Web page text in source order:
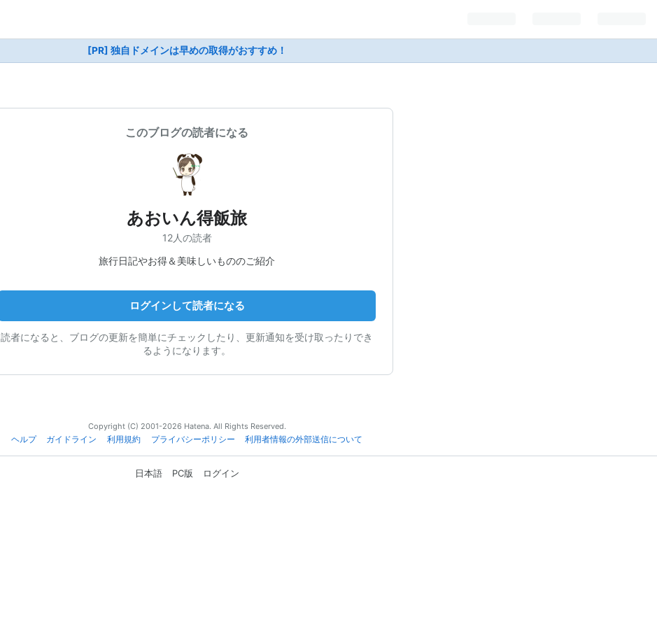
[PR] 独自ドメインは早めの取得がおすすめ！
このブログの読者になる
あおいん得飯旅
12人の読者
旅行日記やお得＆美味しいもののご紹介
ログインして読者になる
読者になると、ブログの更新を簡単にチェックしたり、更新通知を受け取ったりでき
るようになります。
Copyright (C) 2001-2026 Hatena. All Rights Reserved.
ヘルプ
ガイドライン 利用規約 プライバシーポリシー 利用者情報の外部送信について
日本語 PC版 ログイン